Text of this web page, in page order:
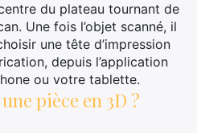
du plateau tournant de
Une fois l’objet scanné, il
une tête d’impression
depuis l’application
ou votre tablette.
pièce en 3D ?